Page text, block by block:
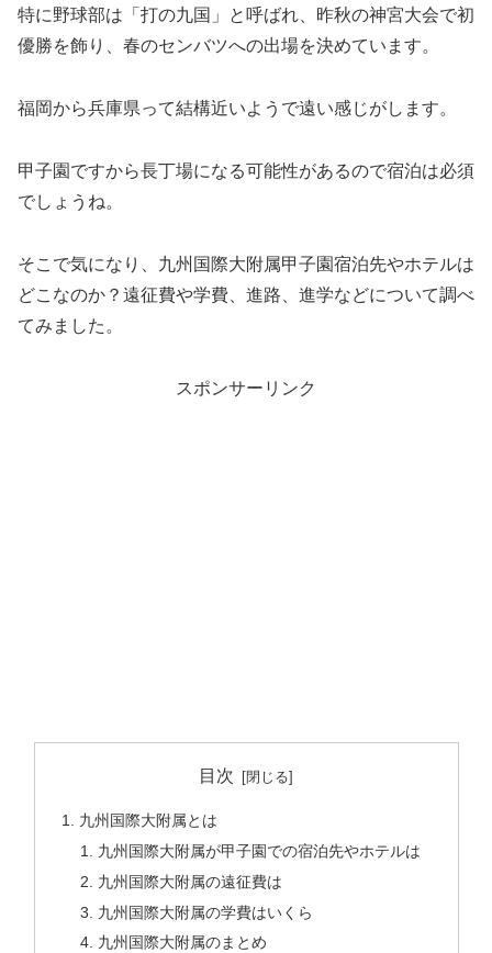
特に野球部は「打の九国」と呼ばれ、昨秋の神宮大会で初
優勝を飾り、春のセンバツへの出場を決めています。
福岡から兵庫県って結構近いようで遠い感じがします。
甲子園ですから長丁場になる可能性があるので宿泊は必須
でしょうね。
そこで気になり、九州国際大附属甲子園宿泊先やホテルは
どこなのか？遠征費や学費、進路、進学などについて調べ
てみました。
スポンサーリンク
目次
九州国際大附属とは
九州国際大附属が甲子園での宿泊先やホテルは
九州国際大附属の遠征費は
九州国際大附属の学費はいくら
九州国際大附属のまとめ